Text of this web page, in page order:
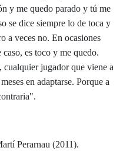
y me quedo parado y tú me
se dice siempre lo de toca y
a veces no. En ocasiones
caso, es toco y me quedo.
cualquier jugador que viene a
en adaptarse. Porque a
Perarnau (2011).